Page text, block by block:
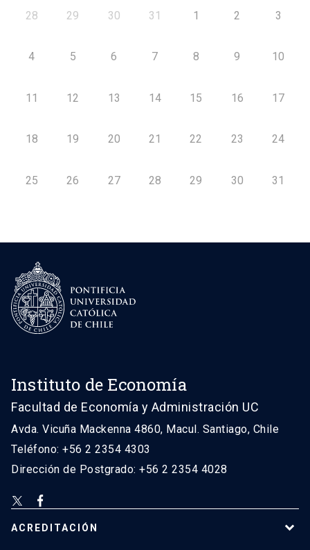
28 29 30 31 1 2 3
4 5 6 7 8 9 10
11 12 13 14 15 16 17
18 19 20 21 22 23 24
25 26 27 28 29 30 31
Instituto de Economía
Facultad de Economía y Administración UC
Avda. Vicuña Mackenna 4860, Macul. Santiago, Chile
Teléfono: +56 2 2354 4303
Dirección de Postgrado: +56 2 2354 4028
ACREDITACIÓN